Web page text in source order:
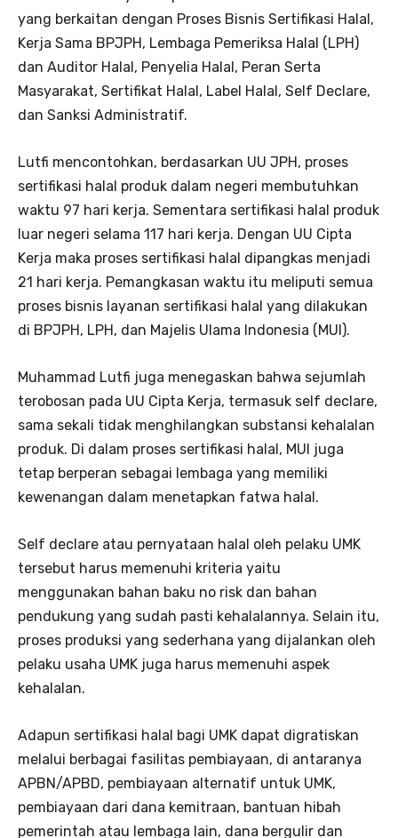
yang berkaitan dengan Proses Bisnis Sertifikasi Halal,
Kerja Sama BPJPH, Lembaga Pemeriksa Halal (LPH)
dan Auditor Halal, Penyelia Halal, Peran Serta
Masyarakat, Sertifikat Halal, Label Halal, Self Declare,
dan Sanksi Administratif.
Lutfi mencontohkan, berdasarkan UU JPH, proses
sertifikasi halal produk dalam negeri membutuhkan
waktu 97 hari kerja. Sementara sertifikasi halal produk
luar negeri selama 117 hari kerja. Dengan UU Cipta
Kerja maka proses sertifikasi halal dipangkas menjadi
21 hari kerja. Pemangkasan waktu itu meliputi semua
proses bisnis layanan sertifikasi halal yang dilakukan
di BPJPH, LPH, dan Majelis Ulama Indonesia (MUI).
Muhammad Lutfi juga menegaskan bahwa sejumlah
terobosan pada UU Cipta Kerja, termasuk self declare,
sama sekali tidak menghilangkan substansi kehalalan
produk. Di dalam proses sertifikasi halal, MUI juga
tetap berperan sebagai lembaga yang memiliki
kewenangan dalam menetapkan fatwa halal.
Self declare atau pernyataan halal oleh pelaku UMK
tersebut harus memenuhi kriteria yaitu
menggunakan bahan baku no risk dan bahan
pendukung yang sudah pasti kehalalannya. Selain itu,
proses produksi yang sederhana yang dijalankan oleh
pelaku usaha UMK juga harus memenuhi aspek
kehalalan.
Adapun sertifikasi halal bagi UMK dapat digratiskan
melalui berbagai fasilitas pembiayaan, di antaranya
APBN/APBD, pembiayaan alternatif untuk UMK,
pembiayaan dari dana kemitraan, bantuan hibah
pemerintah atau lembaga lain, dana bergulir dan